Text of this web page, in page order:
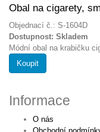
Obal na cigarety,
Objednací č.: S-1604D
Dostupnost: Skladem
Módní obal na krabičku
Koupit
Informace
O nás